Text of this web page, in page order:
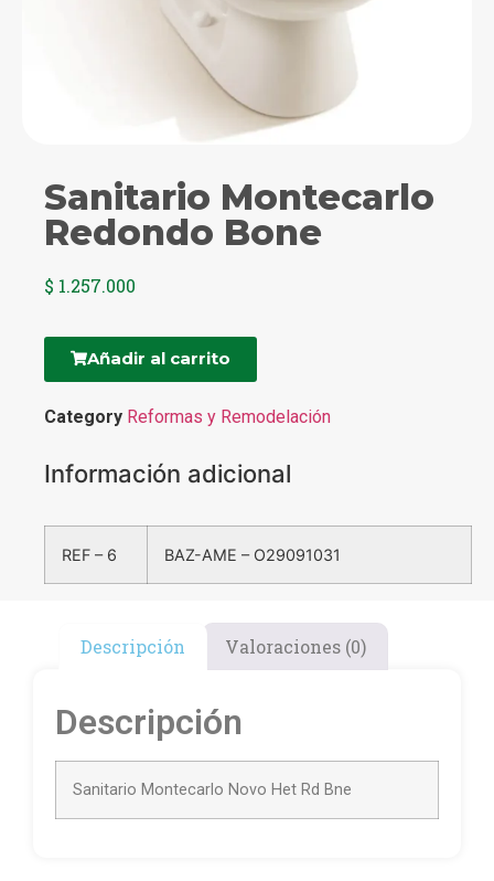
Sanitario Montecarlo
Redondo Bone
$ 1.257.000
Añadir al carrito
Category Reformas y Remodelación
Información adicional
REF – 6 BAZ-AME – O29091031
Descripción Valoraciones (0)
Descripción
Sanitario Montecarlo Novo Het Rd Bne